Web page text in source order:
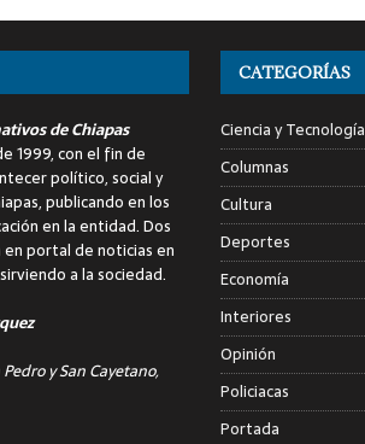
de Chiapas
1999, con el fin de
político, social y
publicando en los
en la entidad. Dos
portal de noticias en
a la sociedad.
y San Cayetano,
CATEGORÍAS
Ciencia y Tecnología
Columnas
Cultura
Deportes
Economía
Interiores
Opinión
Policiacas
Portada